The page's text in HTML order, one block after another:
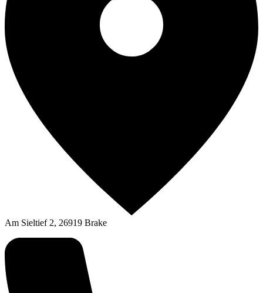
Am Sieltief 2, 26919 Brake